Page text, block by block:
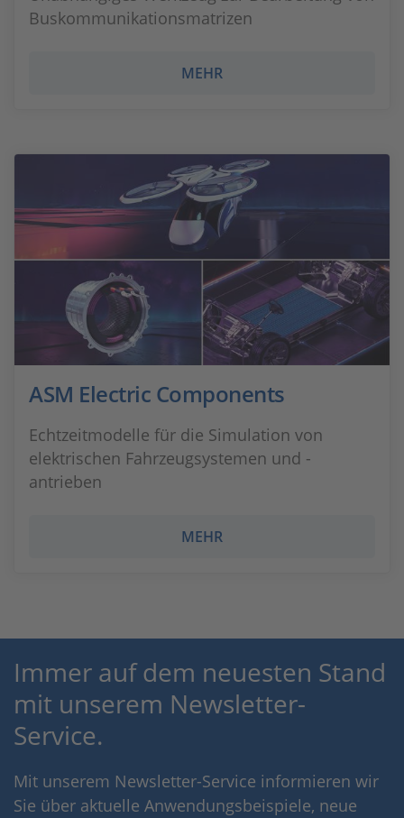
Buskommunikationsmatrizen
MEHR
ASM Electric Components
Echtzeitmodelle für die Simulation von
elektrischen Fahrzeugsystemen und -
antrieben
MEHR
Immer auf dem neuesten Stand
mit unserem Newsletter-
Service.
Mit unserem Newsletter-Service informieren wir
Sie über aktuelle Anwendungsbeispiele, neue